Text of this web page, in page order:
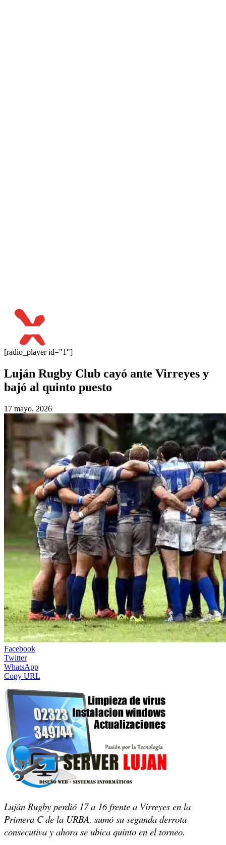
[radio_player id="1"]
Luján Rugby Club cayó ante Virreyes y
bajó al quinto puesto
17 mayo, 2026
Facebook
Twitter
WhatsApp
Copy URL
Luján Rugby perdió 17 a 16 frente a Virreyes en la
Primera C de la URBA, sumó su segunda derrota
consecutiva y ahora se ubica quinto en el torneo.